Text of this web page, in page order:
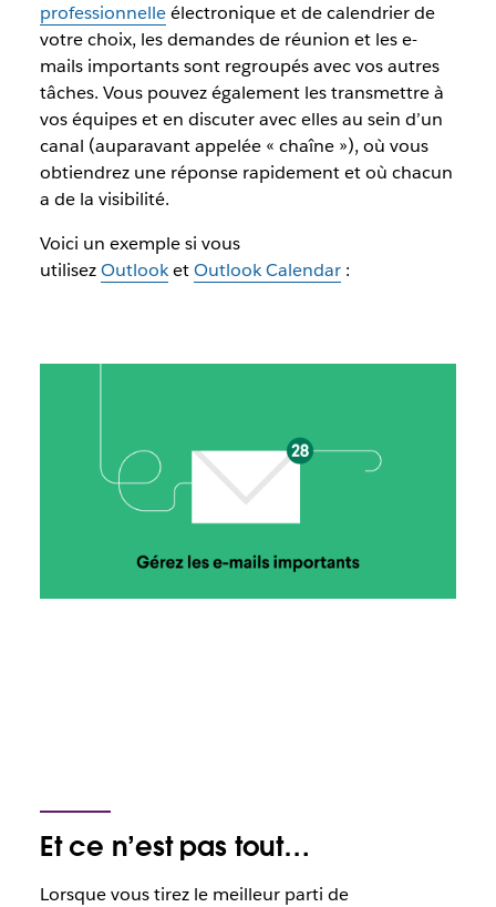
professionnelleélectronique et de calendrier de
votre choix, les demandes de réunion et les e-
mails importants sont regroupés avec vos autres
tâches. Vous pouvez également les transmettre à
vos équipes et en discuter avec elles au sein d’un
canal (auparavant appelée « chaîne »), où vous
obtiendrez une réponse rapidement et où chacun
a de la visibilité.
Voici un exemple si vous
utilisezOutlooketOutlook Calendar:
Et ce n’est pas tout…
Lorsque vous tirez le meilleur parti de